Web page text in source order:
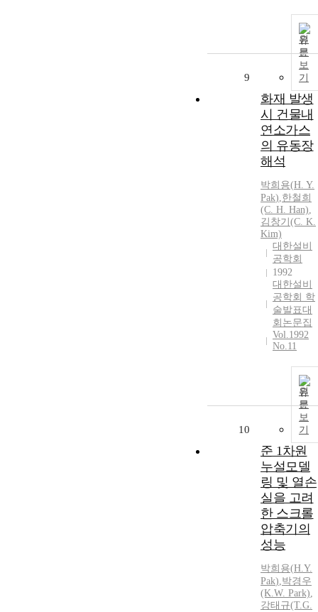
원
문
보
기
9
화재 발생
시 건물내
연소가스
의 유동장
해석
박희용(H. Y.
Pak),한철희
(C. H. Han),
김창기(C. K.
Kim)
대한설비
공학회
1992
대한설비
공학회 학
술발표대
회논문집
Vol.1992
No.11
원
문
보
기
10
준 1차원
누설모델
링 및 열손
실을 고려
한 스크롤
압축기의
성능
박희용(H.Y.
Pak),박경우
(K.W. Park),
강태규(T.G.